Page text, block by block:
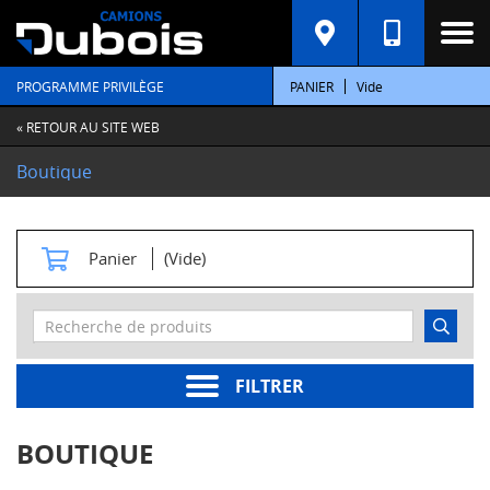
PROGRAMME PRIVILÈGE PANIER Vide
« RETOUR AU SITE WEB
Boutique
Panier (Vide)
FILTRER
C
A
T
É
G
O
R
E
S
t
e
r
moteur
BOUTIQUE